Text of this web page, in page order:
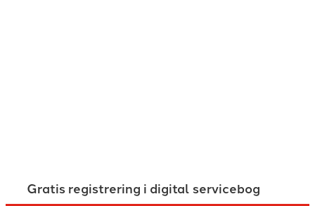
Gratis registrering i digital servicebog